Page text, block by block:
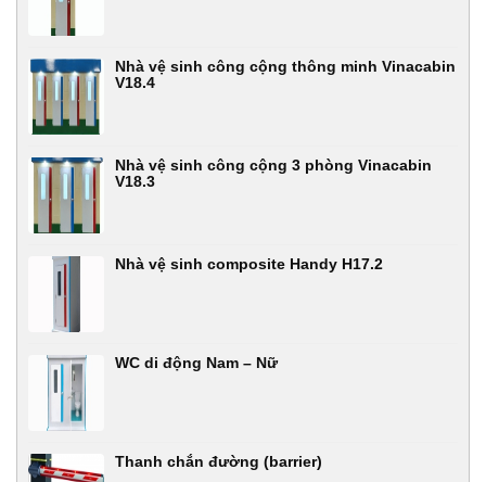
Nhà vệ sinh công cộng thông minh Vinacabin
V18.4
Nhà vệ sinh công cộng 3 phòng Vinacabin
V18.3
Nhà vệ sinh composite Handy H17.2
WC di động Nam – Nữ
Thanh chắn đường (barrier)